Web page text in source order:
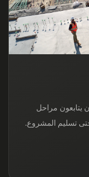
مراحل
تسليم المشروع.